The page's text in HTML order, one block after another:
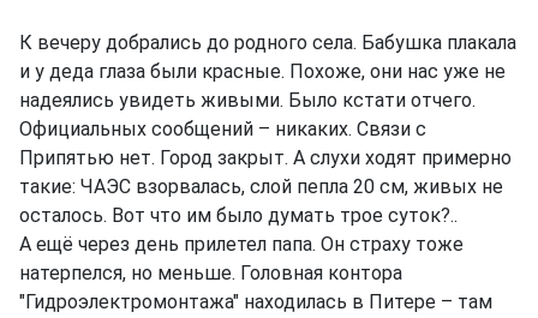
К вечеру добрались до родного села. Бабушка плакала
и у деда глаза были красные. Похоже, они нас уже не
надеялись увидеть живыми. Было кстати отчего.
Официальных сообщений – никаких. Связи с
Припятью нет. Город закрыт. А слухи ходят примерно
такие: ЧАЭС взорвалась, слой пепла 20 см, живых не
осталось. Вот что им было думать трое суток?..
А ещё через день прилетел папа. Он страху тоже
натерпелся, но меньше. Головная контора
"Гидроэлектромонтажа" находилась в Питере – там